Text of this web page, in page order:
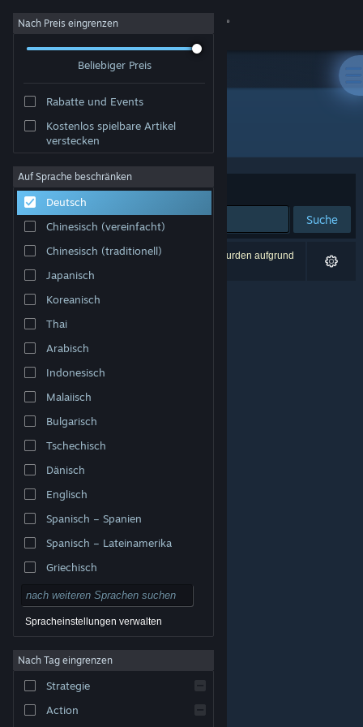
Anmelden
Info
Support
Sprache ändern
Steam-Mobile-App herunterladen
Desktopversion anzeigen
© Valve Corporation. Alle Rechte vorbehalten. Alle
USA und anderen Ländern.
Rechtliches
Barrierefreiheit
Nutzungsvertrag
Nach Preis eingrenzen
Beliebiger Preis
Rabatte und Events
Kostenlos spielbare Artikel
verstecken
Auf Sprache beschränken
Deutsch
Chinesisch (vereinfacht)
Chinesisch (traditionell)
Japanisch
Koreanisch
Thai
Arabisch
Indonesisch
Malaiisch
Bulgarisch
Tschechisch
Dänisch
Englisch
Spanisch – Spanien
Spanisch – Lateinamerika
Griechisch
Spracheinstellungen verwalten
Nach Tag eingrenzen
Strategie
Action
Entwickler: Laud Games
Sortieren nach Relevanz
Suche
0 Ergebnisse entsprechen Ihrer Suche. 2 Titel wurden aufgrund
Ihrer Einstellungen ausgeschlossen.